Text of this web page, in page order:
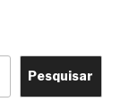
Pesquisar